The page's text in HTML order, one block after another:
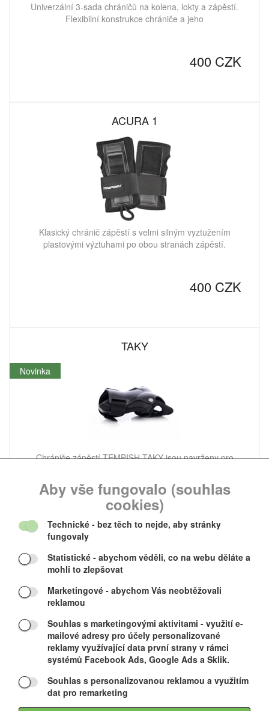
Aby vše fungovalo (souhlas
cookies)
Technické - bez těch to nejde, aby stránky
fungovaly
Statistické - abychom věděli, co na webu děláte a
mohli to zlepšovat
Marketingové - abychom Vás neobtěžovali
reklamou
Souhlas s marketingovými aktivitami - využití e-
mailové adresy pro účely personalizované
reklamy využívající data první strany v rámci
systémů Facebook Ads, Google Ads a Sklik.
Souhlas s personalizovanou reklamou a využitím
dat pro remarketing
Univerzální 3-sada chráničů na kolena, lokty a zápěstí.
Flexibilní konstrukce chrániče a jeho
400 CZK
ACURA 1
Klasický chránič zápěstí s velmi silným vyztužením
plastovými výztuhami po obou stranách zápěstí.
400 CZK
Novinka
TAKY
Chrániče zápěstí TEMPISH TAKY jsou navrženy pro
Výprodej
ACURA 2
Anatomicky tvarované chrániče na zápěstí s plastickými
výztuhami po obou stranách zápěstí. Poranění